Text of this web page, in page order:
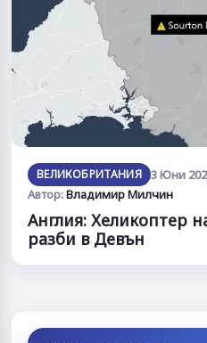
ВЕЛИКОБРИТАНИЯ 3 Юни
Автор:Владимир Милчин
Англия: Хеликоптер
разби в Девън